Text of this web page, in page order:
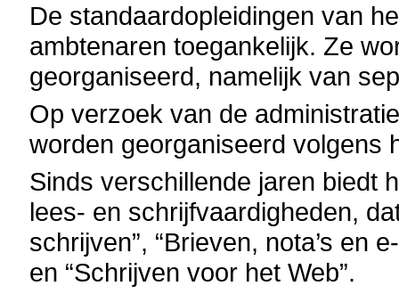
De standaardopleidingen van
ambtenaren toegankelijk. Ze
georganiseerd, namelijk van
Op verzoek van de
worden georganiseerd volgens
Sinds verschillende jaren biedt
lees- en schrijfvaardigheden,
schrijven”, “Brieven, nota’s en
en “Schrijven voor het Web”.